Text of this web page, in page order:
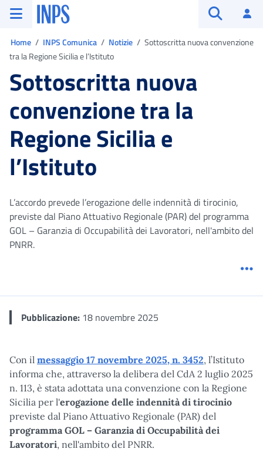
Vai al menu principale
Vai al contenuto principale
Vai al pie' di pagina
INPS ()
Home INPS Comunica Notizie
Sottoscritta nuova convenzione
tra la Regione Sicilia e l’Istituto
Sottoscritta nuova
convenzione tra la
Regione Sicilia e
l’Istituto
L’accordo prevede l’erogazione delle indennità di tirocinio,
previste dal Piano Attuativo Regionale (PAR) del programma
GOL – Garanzia di Occupabilità dei Lavoratori, nell'ambito del
PNRR.
Pubblicazione: 18 novembre 2025
Con il messaggio 17 novembre 2025, n. 3452, l’Istituto
informa che, attraverso la delibera del CdA 2 luglio 2025
n. 113, è stata adottata una convenzione con la Regione
Sicilia per l'erogazione delle indennità di tirocinio
previste dal Piano Attuativo Regionale (PAR) del
programma GOL – Garanzia di Occupabilità dei
Lavoratori, nell'ambito del PNRR.